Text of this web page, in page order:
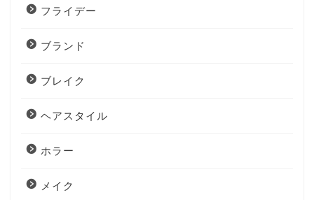
フライデー
ブランド
ブレイク
ヘアスタイル
ホラー
メイク